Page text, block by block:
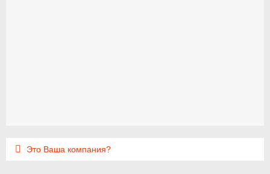
Это Ваша компания?